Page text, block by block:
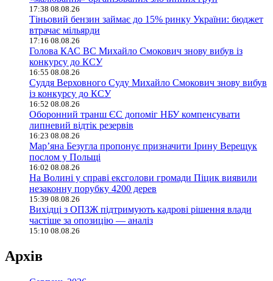
17:38 08.08.26
Тіньовий бензин займає до 15% ринку України: бюджет
втрачає мільярди
17:16 08.08.26
Голова КАС ВС Михайло Смокович знову вибув із
конкурсу до КСУ
16:55 08.08.26
Суддя Верховного Суду Михайло Смокович знову вибув
із конкурсу до КСУ
16:52 08.08.26
Оборонний транш ЄС допоміг НБУ компенсувати
липневий відтік резервів
16:23 08.08.26
Мар’яна Безугла пропонує призначити Ірину Верещук
послом у Польщі
16:02 08.08.26
На Волині у справі ексголови громади Піцик виявили
незаконну порубку 4200 дерев
15:39 08.08.26
Вихідці з ОПЗЖ підтримують кадрові рішення влади
частіше за опозицію — аналіз
15:10 08.08.26
Архів